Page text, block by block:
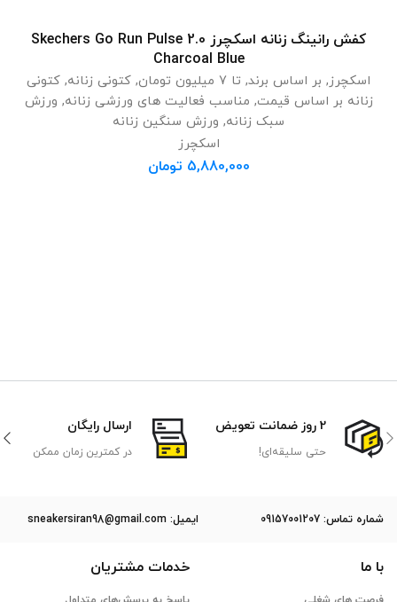
انتخاب گزینه ها
کفش رانینگ زنانه اسکچرز Skechers Go Run Pulse 2.0
Charcoal Blue
اسکچرز, بر اساس برند, تا 7 میلیون تومان , کتونی زنانه, کتونی
زنانه بر اساس قیمت, مناسب فعالیت های ورزشی زنانه, ورزش
سبک زنانه, ورزش سنگین زنانه
اسکچرز
5,880,000 تومان
2 روز ضمانت تعویض
حتی سلیقه‌ای!
ارسال رایگان
در کمترین زمان ممکن
ﺷﻤﺎره ﺗﻤﺎس: 09157001207 ایمیل: sneakersiran98@gmail.com
با ما خدمات مشتریان